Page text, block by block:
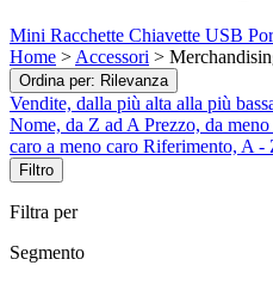
Mini Racchette Chiavette USB
Home > Accessori >
Ordina per: Rilevanza
Vendite, dalla più alta alla più
Nome, da Z ad A Prezzo, da
caro a meno caro Riferimento, A -
Filtro
Filtra per
Segmento